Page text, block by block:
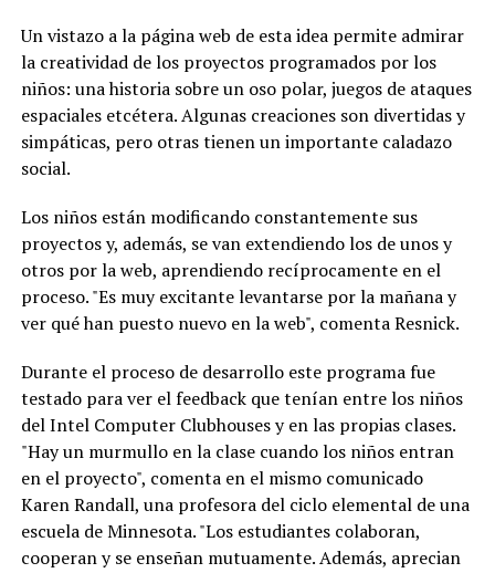
Un vistazo a la página web de esta idea permite admirar
la creatividad de los proyectos programados por los
niños: una historia sobre un oso polar, juegos de ataques
espaciales etcétera. Algunas creaciones son divertidas y
simpáticas, pero otras tienen un importante caladazo
social.
Los niños están modificando constantemente sus
proyectos y, además, se van extendiendo los de unos y
otros por la web, aprendiendo recíprocamente en el
proceso. "Es muy excitante levantarse por la mañana y
ver qué han puesto nuevo en la web", comenta Resnick.
Durante el proceso de desarrollo este programa fue
testado para ver el feedback que tenían entre los niños
del Intel Computer Clubhouses y en las propias clases.
"Hay un murmullo en la clase cuando los niños entran
en el proyecto", comenta en el mismo comunicado
Karen Randall, una profesora del ciclo elemental de una
escuela de Minnesota. "Los estudiantes colaboran,
cooperan y se enseñan mutuamente. Además, aprecian